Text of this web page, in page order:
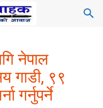
नेपाल
गाडी, ९९
गर्नुपर्ने